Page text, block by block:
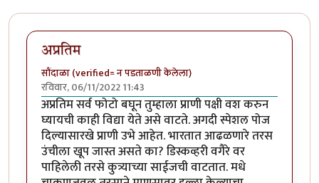
अप्रतिम
सौंदाळा (verified= न पडताळणी केलेला)
रविवार, 06/11/2022 11:43
अप्रतिम सर्व फोटो बघून तुम्हाला प्राणी पक्षी वश करुन
घ्यायची काही विद्या येते असे वाटते. अगदी स्पेशल पोज
दिल्यासारखे प्राणी उभे आहेत. भारतात आढळणारे तरस
उंचीला खूप जास्त असते का? डिस्कव्हरी वगैरे वर
पाहिलेली तरसे कुत्र्याच्या साईजची वाटतात. मधे